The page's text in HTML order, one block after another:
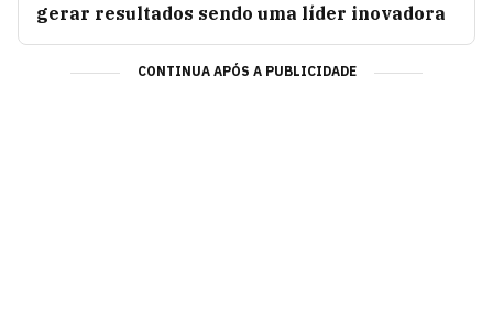
gerar resultados sendo uma líder inovadora
CONTINUA APÓS A PUBLICIDADE